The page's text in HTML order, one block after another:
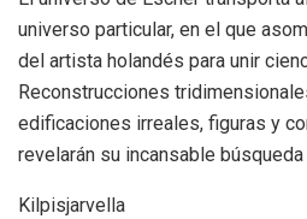
universo particular, en el que
del artista holandés para unir
Reconstrucciones
edificaciones irreales, figuras y
revelarán su incansable
Kilpisjarvella